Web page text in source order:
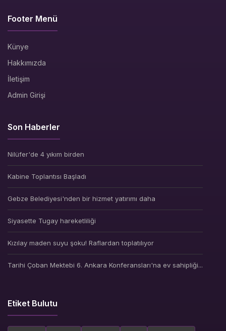
Footer Menü
Künye
Hakkımızda
İletişim
Admin Girişi
Son Haberler
Nilüfer'de 4 yıkım birden
Kabine Toplantısı Başladı
Gebze Belediyesi'nden bir hizmet yatırımı daha
Siyasette Tugay hareketliliği
Kızılay maden suyu şoku! Raflardan toplatılıyor
Tarihi Çoban Mektebi 6. Ankara Konferansları'na ev sahipliği...
Etiket Bulutu